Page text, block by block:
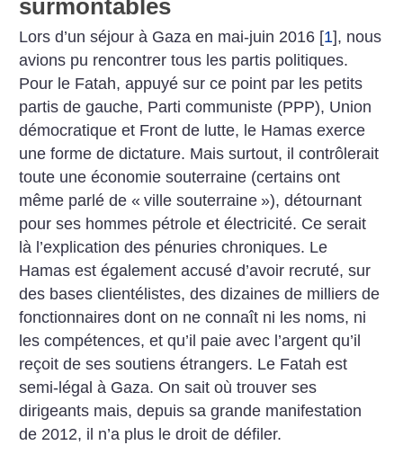
surmontables
Lors d’un séjour à Gaza en mai-juin 2016 [1], nous
avions pu rencontrer tous les partis politiques.
Pour le Fatah, appuyé sur ce point par les petits
partis de gauche, Parti communiste (PPP), Union
démocratique et Front de lutte, le Hamas exerce
une forme de dictature. Mais surtout, il contrôlerait
toute une économie souterraine (certains ont
même parlé de « ville souterraine »), détournant
pour ses hommes pétrole et électricité. Ce serait
là l’explication des pénuries chroniques. Le
Hamas est également accusé d’avoir recruté, sur
des bases clientélistes, des dizaines de milliers de
fonctionnaires dont on ne connaît ni les noms, ni
les compétences, et qu’il paie avec l’argent qu’il
reçoit de ses soutiens étrangers. Le Fatah est
semi-légal à Gaza. On sait où trouver ses
dirigeants mais, depuis sa grande manifestation
de 2012, il n’a plus le droit de défiler.